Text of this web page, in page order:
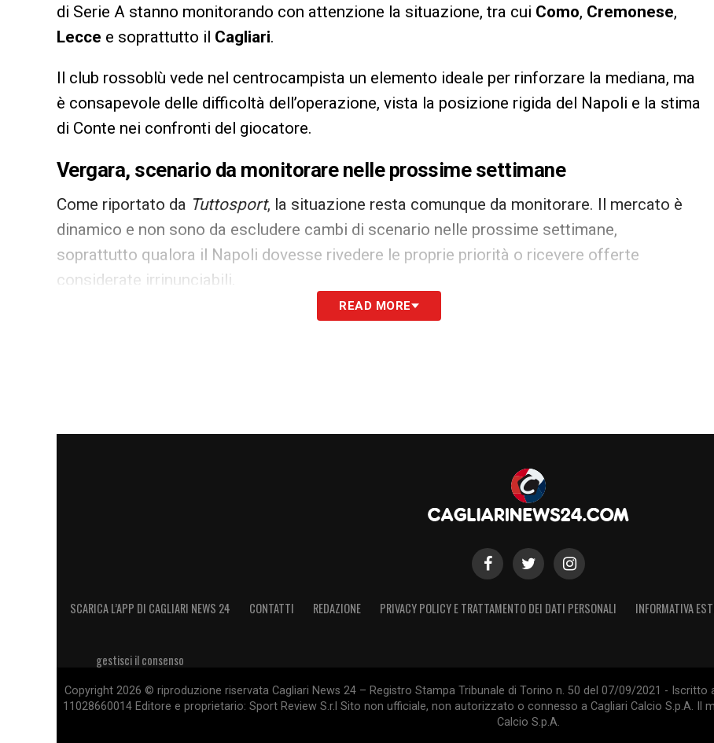
di Serie A stanno monitorando con attenzione la situazione, tra cui Como, Cremonese,
Lecce e soprattutto il Cagliari.
Il club rossoblù vede nel centrocampista un elemento ideale per rinforzare la mediana, ma
è consapevole delle difficoltà dell’operazione, vista la posizione rigida del Napoli e la stima
di Conte nei confronti del giocatore.
Vergara, scenario da monitorare nelle prossime settimane
Come riportato da Tuttosport, la situazione resta comunque da monitorare. Il mercato è
dinamico e non sono da escludere cambi di scenario nelle prossime settimane,
soprattutto qualora il Napoli dovesse rivedere le proprie priorità o ricevere offerte
considerate irrinunciabili.
Per ora, però, la strategia è chiara: Vergara resta al centro del progetto azzurro. Il
LEGGI ANCHE:Genoa Cagliari, osservatore della Nazionale al Ferraris per Palestra,
READ MORE
SCARICA L’APP DI CAGLIARI NEWS 24 CONTATTI REDAZIONE PRIVACY POLICY E TRATTAMENTO DEI DATI PERSONALI INFORMATIVA
gestisci il consenso
Copyright 2026 © riproduzione riservata Cagliari News 24 – Registro Stampa Tribunale di Torino n. 50 del 07/09/2021 - Iscritto
11028660014 Editore e proprietario: Sport Review S.r.l Sito non ufficiale, non autorizzato o connesso a Cagliari Calcio S.p.A. Il
Calcio S.p.A.